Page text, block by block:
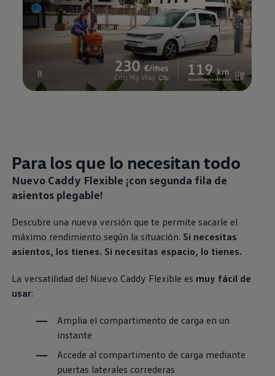
8
Para los que lo necesitan todo
Nuevo Caddy Flexible ¡con segunda fila de
asientos plegable!
Descubre una nueva versión que te permite sacarle el
máximo rendimiento según la situación. Si necesitas
asientos, los tienes. Si necesitas espacio, lo tienes.
La versatilidad del Nuevo Caddy Flexible es muy fácil de
usar:
Amplia el compartimento de carga en un
instante
Accede al compartimento de carga mediante
puertas laterales correderas